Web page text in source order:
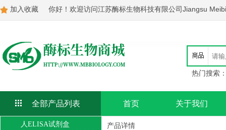
加入收藏 你好！欢迎访问江苏酶标生物科技有限公司Jiangsu
热门搜索
全部产品列表 首页 关于我们
人ELISA试剂盒 产品详情